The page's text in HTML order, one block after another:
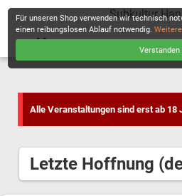
Subkultur
Alle Veranstaltungen sind erst ab 18
Letzte Hoffnung
Für unseren Shop verwenden wir technisch
einen reibungslosen Ablauf notwendig.
Verstanden